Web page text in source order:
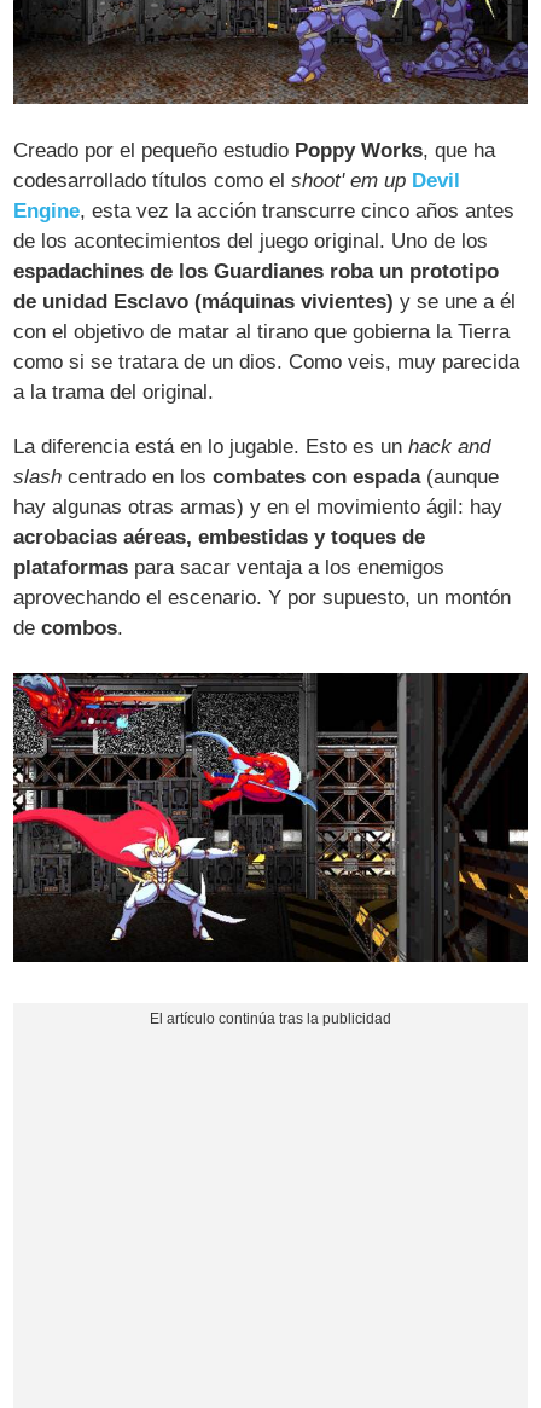
Creado por el pequeño estudio Poppy Works, que ha
codesarrollado títulos como elshoot' em up Devil
Engine, esta vez la acción transcurre cinco años antes
de los acontecimientos del juego original. Uno de los
espadachines de los Guardianes roba un prototipo
de unidad Esclavo (máquinas vivientes) y se une a él
con el objetivo de matar al tirano que gobierna la Tierra
como si se tratara de un dios. Como veis, muy parecida
a la trama del original.
La diferencia está en lo jugable. Esto es unhack and
slash centrado en loscombates con espada(aunque
hay algunas otras armas) y en el movimiento ágil: hay
acrobacias aéreas, embestidas y toques de
plataformas para sacar ventaja a los enemigos
aprovechando el escenario. Y por supuesto, un montón
decombos.